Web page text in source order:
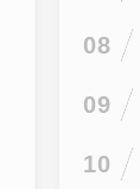
08
09
10